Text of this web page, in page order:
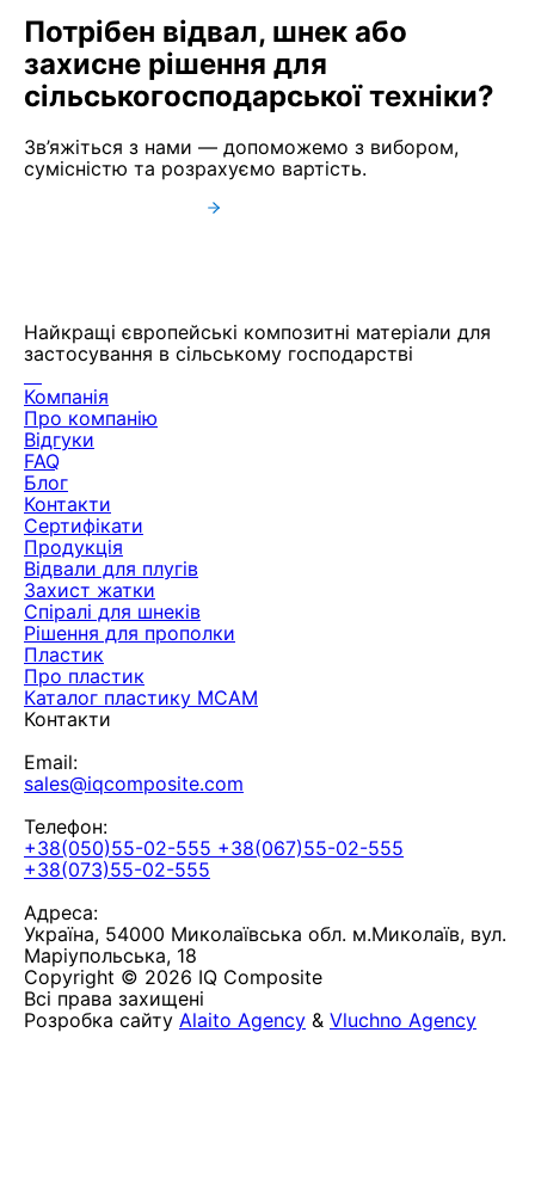
Потрібен відвал, шнек або
захисне рішення для
сільськогосподарської техніки?
Зв’яжіться з нами — допоможемо з вибором,
сумісністю та розрахуємо вартість.
Найкращі європейські композитні матеріали для
застосування в сільському господарстві
Компанія
Про компанію
Відгуки
FAQ
Блог
Контакти
Сертифікати
Продукція
Відвали для плугів
Захист жатки
Спіралі для шнеків
Рішення для прополки
Пластик
Про пластик
Каталог пластику MCAM
Контакти
Email:
sales@iqcomposite.com
Телефон:
+38(050)55-02-555 +38(067)55-02-555
+38(073)55-02-555
Адреса:
Україна, 54000 Миколаївська обл. м.Миколаїв, вул.
Маріупольська, 18
Copyright © 2026 IQ Composite
Всі права захищені
Розробка сайту Alaito Agency & Vluchno Agency